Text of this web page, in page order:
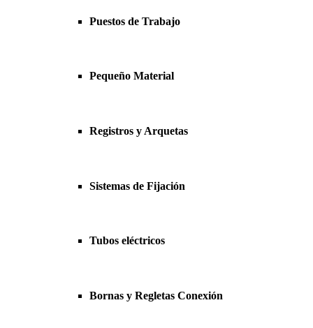
Puestos de Trabajo
Pequeño Material
Registros y Arquetas
Sistemas de Fijación
Tubos eléctricos
Bornas y Regletas Conexión